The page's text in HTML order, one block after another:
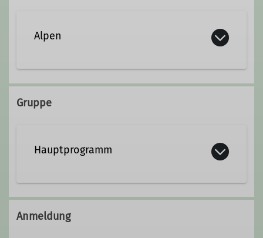
Alpen
Gruppe
Hauptprogramm
Anmeldung